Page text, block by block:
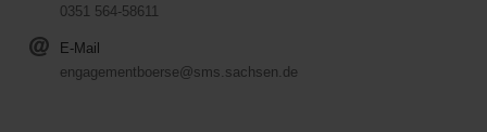
0351 564-58611
E-Mail
engagementboerse@sms.sachsen.de